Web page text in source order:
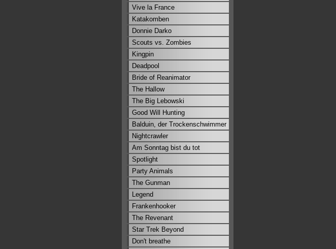
Vive la France
Katakomben
Donnie Darko
Scouts vs. Zombies
Kingpin
Deadpool
Bride of Reanimator
The Hallow
The Big Lebowski
Good Will Hunting
Balduin, der Trockenschwimmer
Nightcrawler
Am Sonntag bist du tot
Spotlight
Party Animals
The Gunman
Legend
Frankenhooker
The Revenant
Star Trek Beyond
Don't breathe